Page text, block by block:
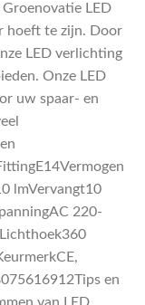
LED
hoeft te zijn. Door
LED verlichting
Onze LED
uw spaar- en
lmVervangt10
220-
en